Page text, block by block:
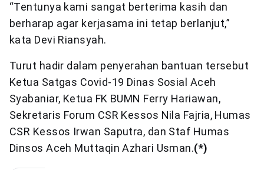
“Tentunya kami sangat berterima kasih dan
berharap agar kerjasama ini tetap berlanjut,”
kata Devi Riansyah.
Turut hadir dalam penyerahan bantuan tersebut
Ketua Satgas Covid-19 Dinas Sosial Aceh
Syabaniar, Ketua FK BUMN Ferry Hariawan,
Sekretaris Forum CSR Kessos Nila Fajria, Humas
CSR Kessos Irwan Saputra, dan Staf Humas
Dinsos Aceh Muttaqin Azhari Usman.(*)